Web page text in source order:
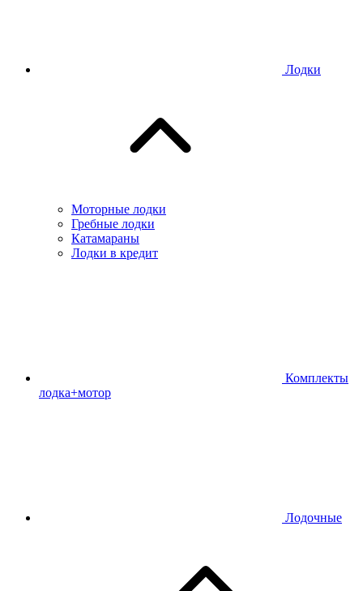
Лодки
Моторные лодки
Гребные лодки
Катамараны
Лодки в кредит
Комплекты
лодка+мотор
Лодочные